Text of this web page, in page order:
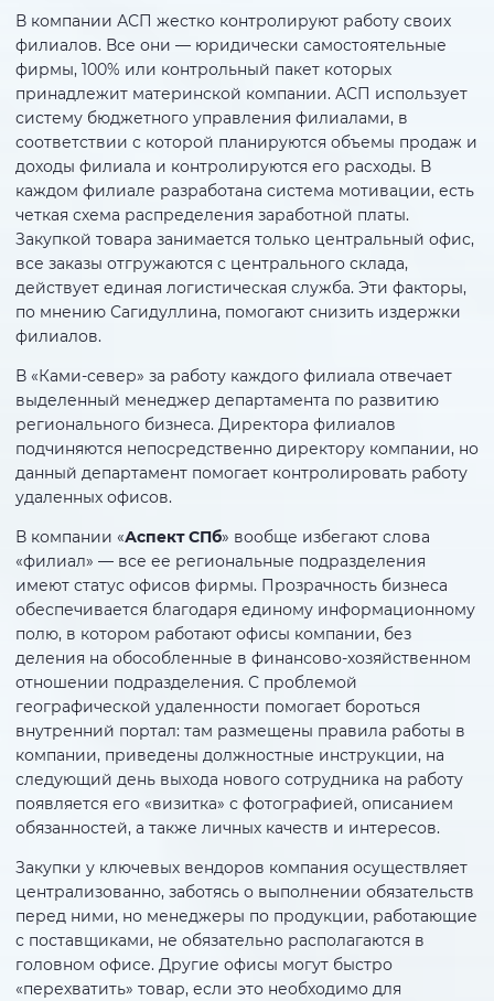
В компании АСП жестко контролируют работу своих
филиалов. Все они — юридически самостоятельные
фирмы, 100% или контрольный пакет которых
принадлежит материнской компании. АСП использует
систему бюджетного управления филиалами, в
соответствии с которой планируются объемы продаж и
доходы филиала и контролируются его расходы. В
каждом филиале разработана система мотивации, есть
четкая схема распределения заработной платы.
Закупкой товара занимается только центральный офис,
все заказы отгружаются с центрального склада,
действует единая логистическая служба. Эти факторы,
по мнению Сагидуллина, помогают снизить издержки
филиалов.
В «Ками-север» за работу каждого филиала отвечает
выделенный менеджер департамента по развитию
регионального бизнеса. Директора филиалов
подчиняются непосредственно директору компании, но
данный департамент помогает контролировать работу
удаленных офисов.
В компании «Аспект СПб» вообще избегают слова
«филиал» — все ее региональные подразделения
имеют статус офисов фирмы. Прозрачность бизнеса
обеспечивается благодаря единому информационному
полю, в котором работают офисы компании, без
деления на обособленные в финансово-хозяйственном
отношении подразделения. С проблемой
географической удаленности помогает бороться
внутренний портал: там размещены правила работы в
компании, приведены должностные инструкции, на
следующий день выхода нового сотрудника на работу
появляется его «визитка» с фотографией, описанием
обязанностей, а также личных качеств и интересов.
Закупки у ключевых вендоров компания осуществляет
централизованно, заботясь о выполнении обязательств
перед ними, но менеджеры по продукции, работающие
с поставщиками, не обязательно располагаются в
головном офисе. Другие офисы могут быстро
«перехватить» товар, если это необходимо для